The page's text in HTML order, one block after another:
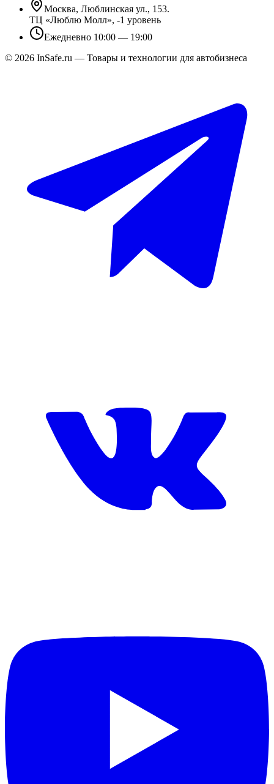
Москва, Люблинская ул., 153.
ТЦ «Люблю Молл», -1 уровень
Ежедневно 10:00 — 19:00
© 2026 InSafe.ru — Товары и технологии для автобизнеса